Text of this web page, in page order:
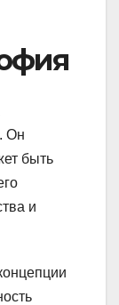
Он
быть
и